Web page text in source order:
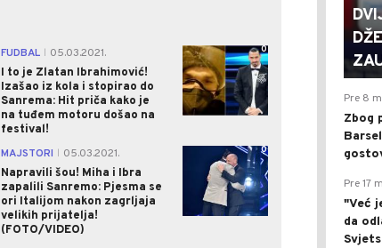
FUDBAL
05.03.2021.
I to je Zlatan Ibrahimović!
Izašao iz kola i stopirao do
Sanrema: Hit priča kako je
na tuđem motoru došao na
festival!
0
MAJSTORI
05.03.2021.
Napravili šou! Miha i Ibra
zapalili Sanremo: Pjesma se
ori Italijom nakon zagrljaja
velikih prijatelja!
(FOTO/VIDEO)
0
Pre 8
Zbog
Pre 17
"Već
da